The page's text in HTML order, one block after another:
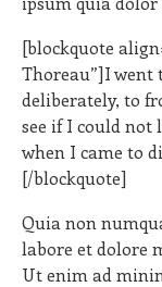
[blockquote
Thoreau”]I went
deliberately, to
see if I could not
when I came to
[/blockquote]
Quia non
labore et dolore
Ut enim ad